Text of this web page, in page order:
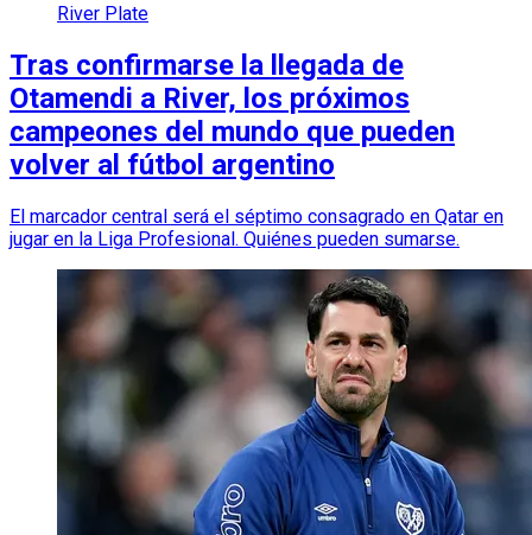
River Plate
Tras confirmarse la llegada de
Otamendi a River, los próximos
campeones del mundo que pueden
volver al fútbol argentino
El marcador central será el séptimo consagrado en Qatar en
jugar en la Liga Profesional. Quiénes pueden sumarse.